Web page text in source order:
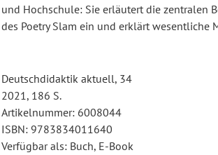
und Hochschule: Sie erläutert die zentralen
des Poetry Slam ein und erklärt wesentliche
Deutschdidaktik aktuell, 34
2021, 186 S.
Artikelnummer: 6008044
ISBN: 9783834011640
Verfügbar als: Buch, E-Book